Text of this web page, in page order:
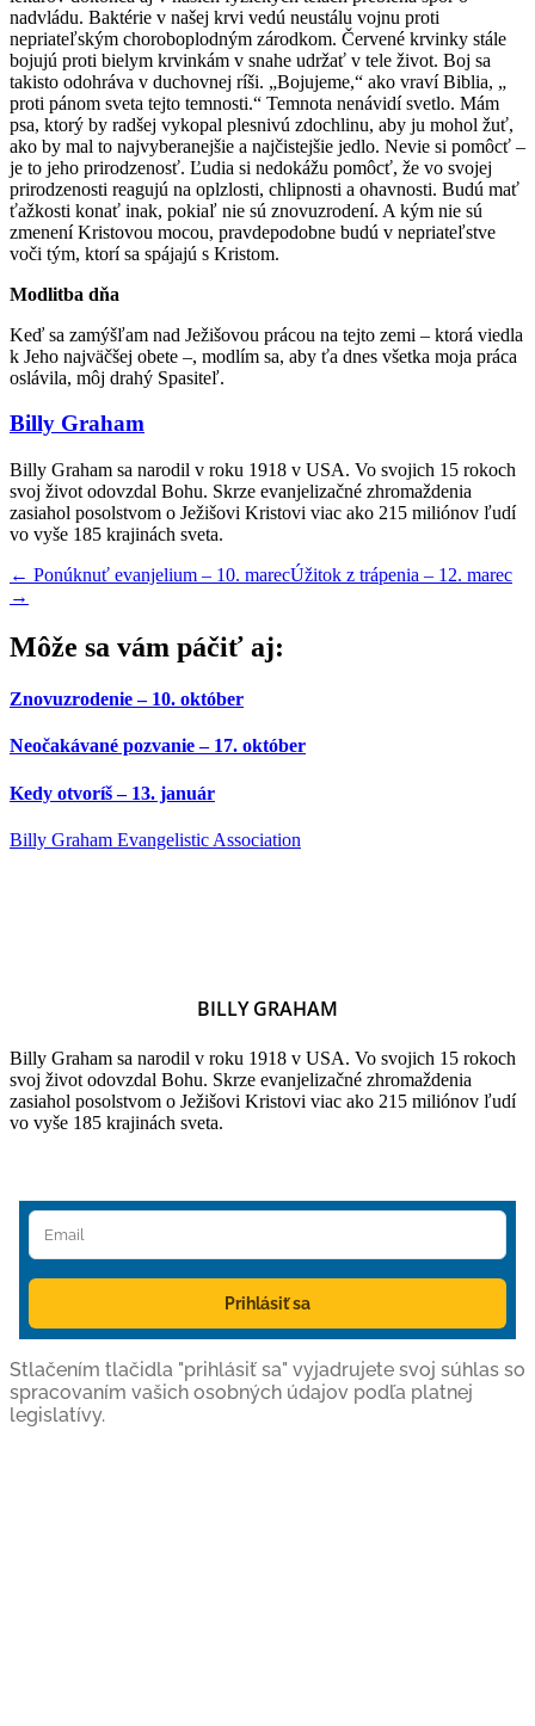
nadvládu. Baktérie v našej krvi vedú neustálu vojnu proti
nepriateľským choroboplodným zárodkom. Červené krvinky stále
bojujú proti bielym krvinkám v snahe udržať v tele život. Boj sa
takisto odohráva v duchovnej ríši. „Bojujeme,“ ako vraví Biblia, „
proti pánom sveta tejto temnosti.“ Temnota nenávidí svetlo. Mám
psa, ktorý by radšej vykopal plesnivú zdochlinu, aby ju mohol žuť,
ako by mal to najvyberanejšie a najčistejšie jedlo. Nevie si pomôcť –
je to jeho prirodzenosť. Ľudia si nedokážu pomôcť, že vo svojej
prirodzenosti reagujú na oplzlosti, chlipnosti a ohavnosti. Budú mať
ťažkosti konať inak, pokiaľ nie sú znovuzrodení. A kým nie sú
zmenení Kristovou mocou, pravdepodobne budú v nepriateľstve
voči tým, ktorí sa spájajú s Kristom.
Modlitba dňa
Keď sa zamýšľam nad Ježišovou prácou na tejto zemi – ktorá viedla
k Jeho najväčšej obete –, modlím sa, aby ťa dnes všetka moja práca
oslávila, môj drahý Spasiteľ.
Billy Graham
Billy Graham sa narodil v roku 1918 v USA. Vo svojich 15 rokoch
svoj život odovzdal Bohu. Skrze evanjelizačné zhromaždenia
zasiahol posolstvom o Ježišovi Kristovi viac ako 215 miliónov ľudí
vo vyše 185 krajinách sveta.
← Ponúknuť evanjelium – 10. marecÚžitok z trápenia – 12. marec
→
Môže sa vám páčiť aj:
Znovuzrodenie – 10. október
Neočakávané pozvanie – 17. október
Kedy otvoríš – 13. január
Billy Graham Evangelistic Association
BILLY GRAHAM
Billy Graham sa narodil v roku 1918 v USA. Vo svojich 15 rokoch
svoj život odovzdal Bohu. Skrze evanjelizačné zhromaždenia
zasiahol posolstvom o Ježišovi Kristovi viac ako 215 miliónov ľudí
vo vyše 185 krajinách sveta.
Prihlásiť sa
Stlačením tlačidla "prihlásiť sa" vyjadrujete svoj súhlas so
spracovaním vašich osobných údajov podľa platnej
legislatívy.